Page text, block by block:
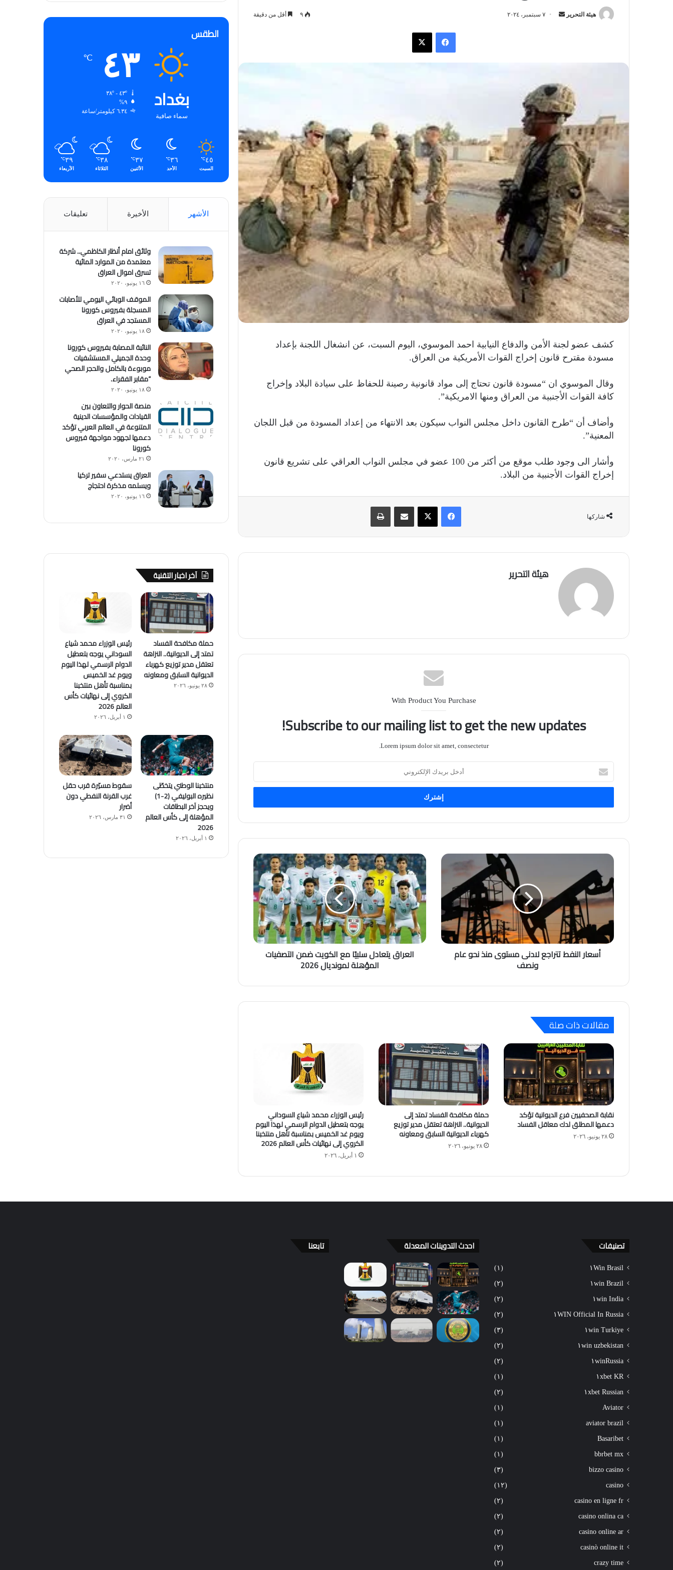
هيئة التحرير
أرسل ٧ سبتمبر، ٢٠٢٤ ٩ أقل من دقيقة
فيسبوك X
كشف عضو لجنة الأمن والدفاع النيابية احمد الموسوي، اليوم السبت، عن انشغال اللجنة بإعداد
مسودة مقترح قانون إخراج القوات الأمريكية من العراق.
وقال الموسوي ان “مسودة قانون تحتاج إلى مواد قانونية رصينة للحفاظ على سيادة البلاد وإخراج
كافة القوات الأجنبية من العراق ومنها الامريكية”.
وأضاف أن “طرح القانون داخل مجلس النواب سيكون بعد الانتهاء من إعداد المسودة من قبل اللجان
المعنية”.
وأشار الى وجود طلب موقع من أكثر من 100 عضو في مجلس النواب العراقي على تشريع قانون
إخراج القوات الأجنبية من البلاد.
شاركها
فيسبوك X مشاركة عبر البريد طباعة
هيئة التحرير
With Product You Purchase
Subscribe to our mailing list to get the new updates!
Lorem ipsum dolor sit amet, consectetur.
بريدك
الإلكتروني
أسعار النفط تتراجع لادنى مستوى منذ نحو عام
ونصف
العراق يتعادل سلبيًا مع الكويت ضمن التصفيات
المؤهلة لمونديال 2026
مقالات ذات صلة
نقابة الصحفيين فرع الديوانية تؤكد
دعمها المطلق لدك معاقل الفساد
٢٨ يونيو، ٢٠٢٦
حملة مكافحة الفساد تمتد إلى
الديوانية.. النزاهة تعتقل مدير توزيع
كهرباء الديوانية السابق ومعاونه
٢٨ يونيو، ٢٠٢٦
رئيس الوزراء محمد شياع السوداني
يوجه بتعطيل الدوام الرسمي لهذا اليوم
ويوم غد الخميس بمناسبة تأهل منتخبنا
الكروي إلى نهائيات كأس العالم 2026
١ أبريل، ٢٠٢٦
الطقس
بغداد
سماء صافية
٤٣ ℃
٩%
٦.٣٤ كيلومتر/ساعة
٤٥℃
السبت
٣٦℃
الأحد
٣٧℃
الأثنين
٣٨℃
الثلاثاء
٣٩℃
الأربعاء
الأشهر الأخيرة تعليقات
وثائق امام أنظار الكاظمي.. شركة
معتمدة من الموارد المائية
تسرق اموال العراق
١٦ يونيو، ٢٠٢٠
الموقف الوبائي اليومي للأصابات
المسجلة بفيروس كورونا
المستجد في العراق
١٨ يونيو، ٢٠٢٠
النائبة المصابة بفيروس كورونا
وحدة الجميلي المستشفيات
موبوءة بالكامل والحجر الصحي
“مقابر الفقراء.
١٨ يونيو، ٢٠٢٠
منصة الحوار والتعاون بين
القيادات والمؤسسات الدينية
المتنوعة في العالم العربي تؤكد
دعمها لجهود مواجهة فيروس
كورونا
٢١ مارس، ٢٠٢٠
العراق يستدعي سفير تركيا
ويسلمه مذكرة احتجاج
١٦ يونيو، ٢٠٢٠
آخر اخبار التقنية
حملة مكافحة الفساد
تمتد إلى الديوانية.. النزاهة
تعتقل مدير توزيع كهرباء
الديوانية السابق ومعاونه
٢٨ يونيو، ٢٠٢٦
رئيس الوزراء محمد شياع
السوداني يوجه بتعطيل
الدوام الرسمي لهذا اليوم
ويوم غد الخميس
بمناسبة تأهل منتخبنا
الكروي إلى نهائيات كأس
العالم 2026
١ أبريل، ٢٠٢٦
منتخبنا الوطني يتخطّى
نظيره البوليفي (2-1)
ويحجز آخر البطاقات
المؤهلة إلى كأس العالم
2026
١ أبريل، ٢٠٢٦
سقوط مسيّرة قرب حقل
غرب القرنة النفطي دون
أضرار
٣١ مارس، ٢٠٢٦
تصنيفات
١Win Brasil (١)
١win Brazil (٢)
١win India (٢)
١WIN Official In Russia (٢)
١win Turkiye (٣)
١win uzbekistan (٢)
١winRussia (٢)
١xbet KR (١)
١xbet Russian (٢)
Aviator (١)
aviator brazil (١)
Basaribet (١)
bbrbet mx (١)
bizzo casino (٣)
casino (١٢)
casino en ligne fr (٢)
casino onlina ca (٢)
casino online ar (٢)
casinò online it (٢)
crazy time (٢)
احدث التدوينات المعدلة تابعنا